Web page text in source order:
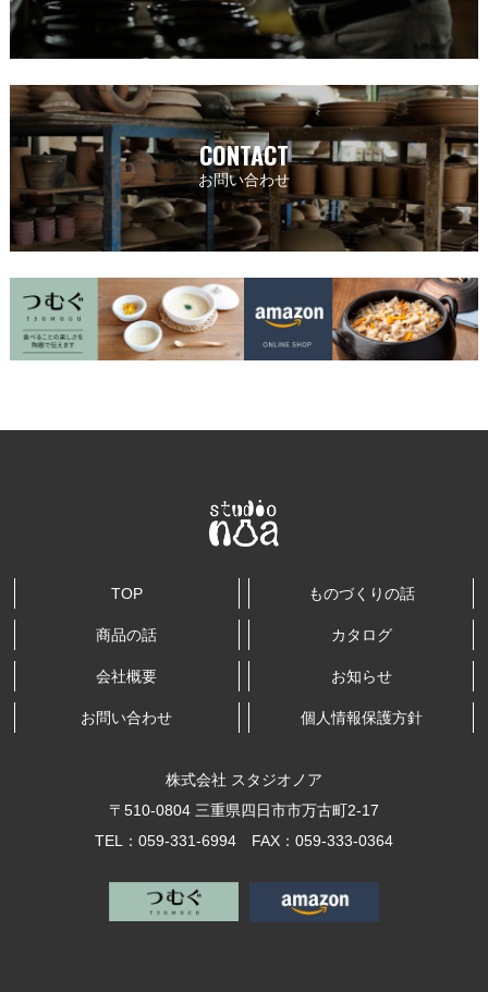
CONTACT
お問い合わせ
TOP ものづくりの話
商品の話 カタログ
会社概要 お知らせ
お問い合わせ 個人情報保護方針
株式会社 スタジオノア
〒510-0804 三重県四日市市万古町2-17
TEL：059-331-6994 FAX：059-333-0364